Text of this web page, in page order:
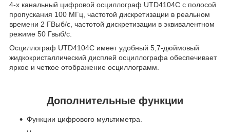
4-х канальный цифровой осциллограф UTD4104C с полосой
пропускания 100 МГц, частотой дискретизации в реальном
времени 2 ГВыб/с, частотой дискретизации в эквивалентном
режиме 50 Гвыб/с.
Осциллограф UTD4104C имеет удобный 5,7-дюймовый
жидкокристаллический дисплей осциллографа обеспечивает
яркое и четкое отображение осциллограмм.
Дополнительные функции
Функции цифрового мультиметра.